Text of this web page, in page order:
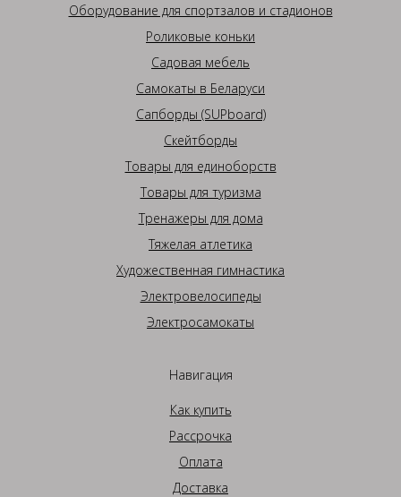
Оборудование для спортзалов и стадионов
Роликовые коньки
Садовая мебель
Самокаты в Беларуси
Сапборды (SUPboard)
Скейтборды
Товары для единоборств
Товары для туризма
Тренажеры для дома
Тяжелая атлетика
Художественная гимнастика
Электровелосипеды
Электросамокаты
Навигация
Как купить
Рассрочка
Оплата
Доставка